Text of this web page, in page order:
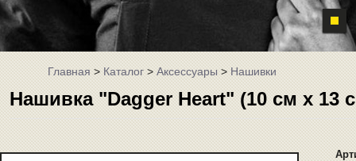
Главная>Каталог>Аксессуары>Нашивки
Нашивка "Dagger Heart" (10 см x 13